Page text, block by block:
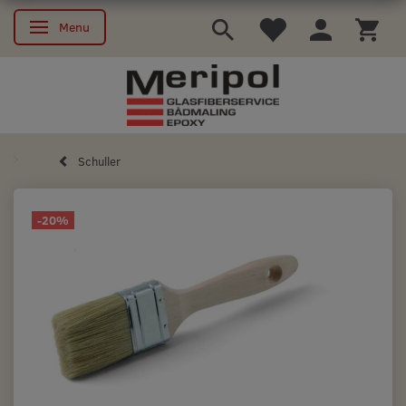
Skifte navigation
Menu
Schuller
-20%